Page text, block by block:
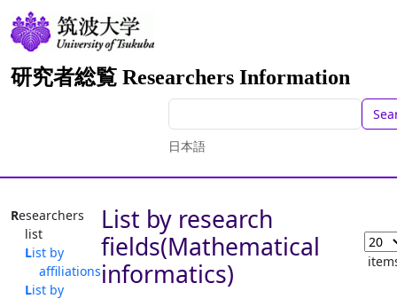
研究者総覧 Researchers Information
日本語
Researchers
list
List by
affiliations
List by
List by research
fields(Mathematical
informatics)